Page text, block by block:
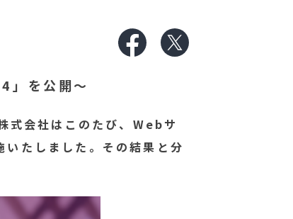
」を公開～
式会社はこのたび、Webサ
たしました。その結果と分